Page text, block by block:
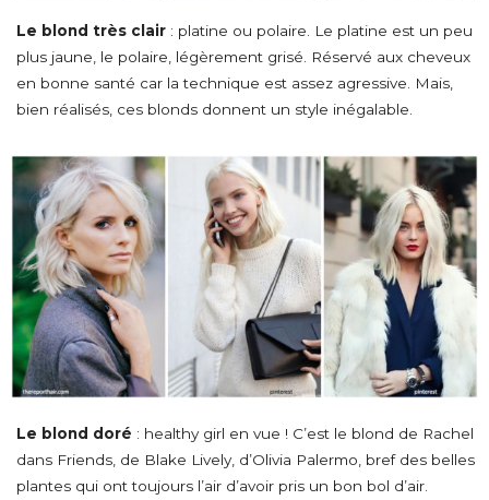
Le blond très clair : platine ou polaire. Le platine est un peu
plus jaune, le polaire, légèrement grisé. Réservé aux cheveux
en bonne santé car la technique est assez agressive. Mais,
bien réalisés, ces blonds donnent un style inégalable.
Le blond doré : healthy girl en vue ! C’est le blond de Rachel
dans Friends, de Blake Lively, d’Olivia Palermo, bref des belles
plantes qui ont toujours l’air d’avoir pris un bon bol d’air.
This popup will close in: 60
MODE, BEAUTÉ, DÉCO,
LIFESTYLE
Inspirations, style et sélections
shopping
directement dans votre boite
aux lettres !
FERMER